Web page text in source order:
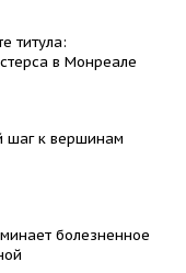
титула:
в Монреале
шаг к вершинам
болезненное